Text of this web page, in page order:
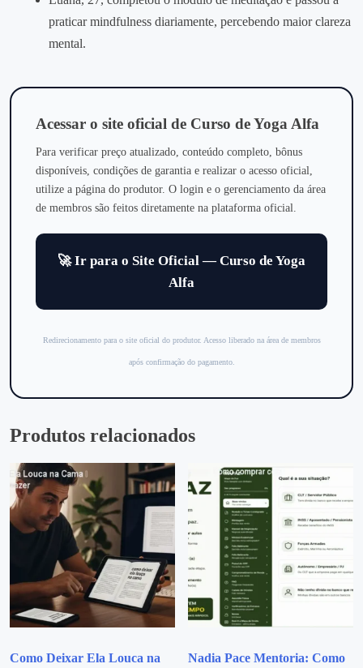
praticar mindfulness diariamente, percebendo maior clareza
mental.
Acessar o site oficial de Curso de Yoga Alfa
Para verificar preço atualizado, conteúdo completo, bônus
disponíveis, condições de garantia e realizar o acesso oficial,
utilize a página do produtor. O login e o gerenciamento da área
de membros são feitos diretamente na plataforma oficial.
🚀 Ir para o Site Oficial — Curso de Yoga
Alfa
Redirecionamento para o site oficial do produtor. Acesso liberado na área de membros
após confirmação do pagamento.
Produtos relacionados
Como Deixar Ela Louca na
Nadia Pace Mentoria: Como